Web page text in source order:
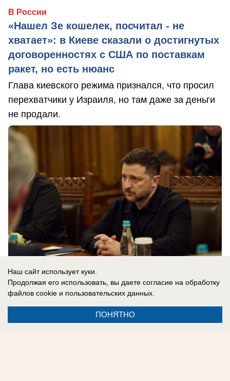
В России
«Нашел Зе кошелек, посчитал - не
хватает»: в Киеве сказали о достигнутых
договоренностях с США по поставкам
ракет, но есть нюанс
Глава киевского режима признался, что просил
перехватчики у Израиля, но там даже за деньги
не продали.
08.08.2026
Наш сайт использует куки.
Продолжая его использовать, вы даете согласие на обработку
файлов cookie и пользовательских данных.
ПОНЯТНО